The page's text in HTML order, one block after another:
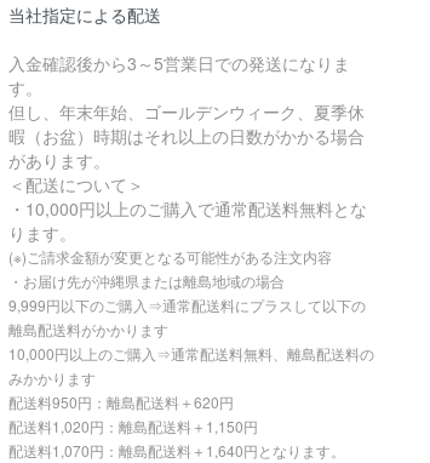
当社指定による配送
入金確認後から3～5営業日での発送になりま
す。
但し、年末年始、ゴールデンウィーク、夏季休
暇（お盆）時期はそれ以上の日数がかかる場合
があります。
＜配送について＞
・10,000円以上のご購入で通常配送料無料とな
ります。
(※)ご請求金額が変更となる可能性がある注文内容
・お届け先が沖縄県または離島地域の場合
9,999円以下のご購入⇒通常配送料にプラスして以下の
離島配送料がかかります
10,000円以上のご購入⇒通常配送料無料、離島配送料の
みかかります
配送料950円：離島配送料＋620円
配送料1,020円：離島配送料＋1,150円
配送料1,070円：離島配送料＋1,640円となります。